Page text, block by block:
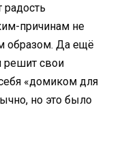
причинам не
образом. Да ещё
решит свои
«домиком для
но это было